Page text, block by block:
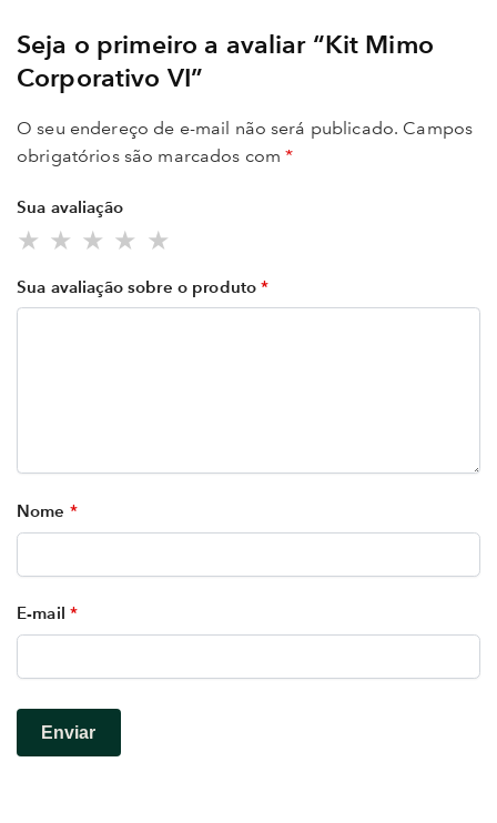
Seja o primeiro a avaliar “Kit Mimo
Corporativo VI”
O seu endereço de e-mail não será publicado. Campos
obrigatórios são marcados com*
Sua avaliação
Sua avaliação sobre o produto*
Nome *
E-mail *